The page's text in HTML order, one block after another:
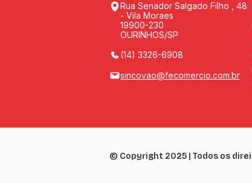
Rua Senador Salgado Filho , 48
- Vila Moraes
19900-230
OURINHOS/SP
(14) 3326-6908
sincovao@fecomercio.com.br
© Copyright 2025 | Todos os